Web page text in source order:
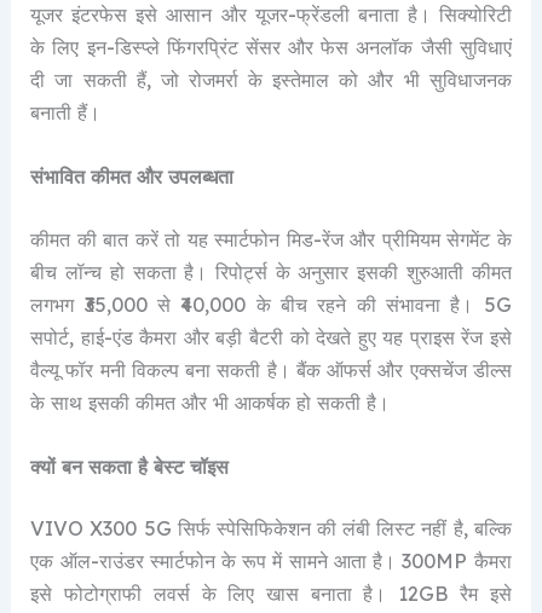
यूजर इंटरफेस इसे आसान और यूजर-फ्रेंडली बनाता है। सिक्योरिटी
के लिए इन-डिस्प्ले फिंगरप्रिंट सेंसर और फेस अनलॉक जैसी सुविधाएं
दी जा सकती हैं, जो रोजमर्रा के इस्तेमाल को और भी सुविधाजनक
बनाती हैं।
संभावित कीमत और उपलब्धता
कीमत की बात करें तो यह स्मार्टफोन मिड-रेंज और प्रीमियम सेगमेंट के
बीच लॉन्च हो सकता है। रिपोर्ट्स के अनुसार इसकी शुरुआती कीमत
लगभग ₹35,000 से ₹40,000 के बीच रहने की संभावना है। 5G
सपोर्ट, हाई-एंड कैमरा और बड़ी बैटरी को देखते हुए यह प्राइस रेंज इसे
वैल्यू फॉर मनी विकल्प बना सकती है। बैंक ऑफर्स और एक्सचेंज डील्स
के साथ इसकी कीमत और भी आकर्षक हो सकती है।
क्यों बन सकता है बेस्ट चॉइस
VIVO X300 5G सिर्फ स्पेसिफिकेशन की लंबी लिस्ट नहीं है, बल्कि
एक ऑल-राउंडर स्मार्टफोन के रूप में सामने आता है। 300MP कैमरा
इसे फोटोग्राफी लवर्स के लिए खास बनाता है। 12GB रैम इसे